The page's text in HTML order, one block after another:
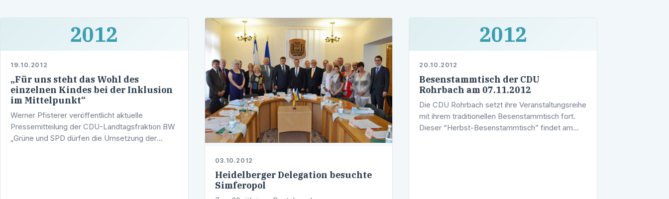
2012
19.10.2012
„Für uns steht das Wohl des
einzelnen Kindes bei der Inklusion
im Mittelpunkt“
Werner Pfisterer veröffentlicht aktuelle
Pressemitteilung der CDU-Landtagsfraktion BW
„Grüne und SPD dürfen die Umsetzung der
03.10.2012
Heidelberger Delegation besuchte
Simferopol
2012
20.10.2012
Besenstammtisch der CDU
Rohrbach am 07.11.2012
Die CDU Rohrbach setzt ihre Veranstaltungsreihe
mit ihrem traditionellen Besenstammtisch fort.
Dieser “Herbst-Besenstammtisch” findet am